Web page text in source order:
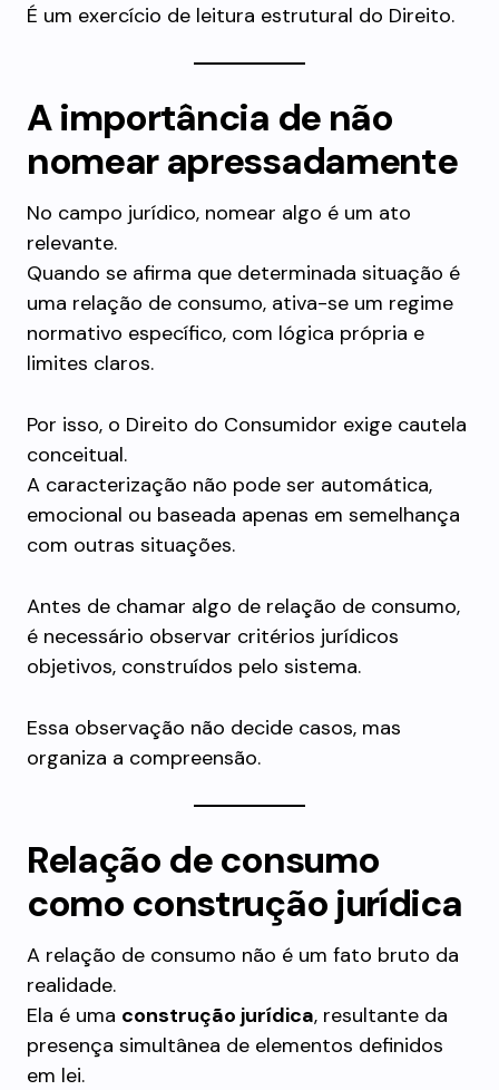
É um exercício de leitura estrutural do Direito.
A importância de não
nomear apressadamente
No campo jurídico, nomear algo é um ato
relevante.
Quando se afirma que determinada situação é
uma relação de consumo, ativa-se um regime
normativo específico, com lógica própria e
limites claros.
Por isso, o Direito do Consumidor exige cautela
conceitual.
A caracterização não pode ser automática,
emocional ou baseada apenas em semelhança
com outras situações.
Antes de chamar algo de relação de consumo,
é necessário observar critérios jurídicos
objetivos, construídos pelo sistema.
Essa observação não decide casos, mas
organiza a compreensão.
Relação de consumo
como construção jurídica
A relação de consumo não é um fato bruto da
realidade.
Ela é uma construção jurídica, resultante da
presença simultânea de elementos definidos
em lei.